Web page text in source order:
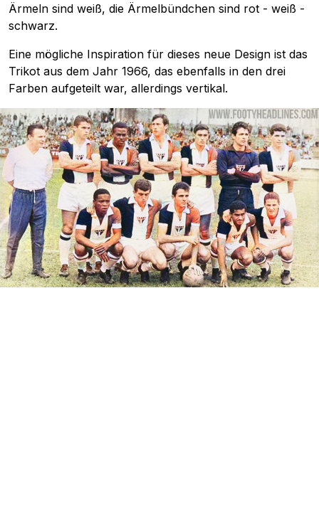
Ärmeln sind weiß, die Ärmelbündchen sind rot - weiß -
schwarz.
Eine mögliche Inspiration für dieses neue Design ist das
Trikot aus dem Jahr 1966, das ebenfalls in den drei
Farben aufgeteilt war, allerdings vertikal.